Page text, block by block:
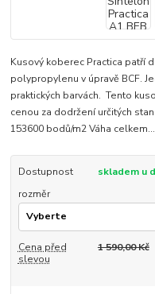
Kusový koberec Practica patří
polypropylenu v úpravě BCF.
praktických barvách. Tento
cenou za dodržení určitých
153600 bodů/m2 Váha celkem...
Dostupnost
skladem u
rozměr
Cena před
slevou
1 590,00 Kč